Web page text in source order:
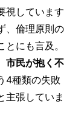
視しています
、倫理原則の
にも言及。
市民が抱く不
4種類の失敗
主張していま